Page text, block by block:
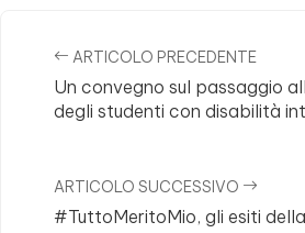
ARTICOLO PRECEDENTE
Un convegno sul passaggio
degli studenti con disabilità
ARTICOLO SUCCESSIVO
#TuttoMeritoMio, gli esiti